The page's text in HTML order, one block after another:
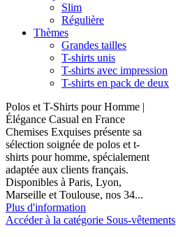
Slim
Régulière
Thèmes
Grandes tailles
T-shirts unis
T-shirts avec impression
T-shirts en pack de deux
Polos et T-Shirts pour Homme |
Élégance Casual en France
Chemises Exquises présente sa
sélection soignée de polos et t-
shirts pour homme, spécialement
adaptée aux clients français.
Disponibles à Paris, Lyon,
Marseille et Toulouse, nos 34...
Plus d'information
Accéder à la catégorie Sous-vêtements